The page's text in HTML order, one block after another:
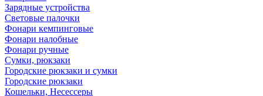
Зарядные устройства
Световые палочки
Фонари кемпинговые
Фонари налобные
Фонари ручные
Сумки, рюкзаки
Городские рюкзаки и сумки
Городские рюкзаки
Кошельки, Несессеры